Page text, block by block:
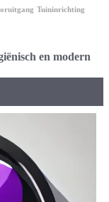
Tuininrichting
en modern